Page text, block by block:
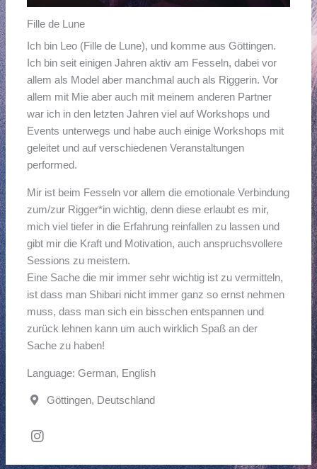
Fille de Lune
Ich bin Leo (Fille de Lune), und komme aus Göttingen.
Ich bin seit einigen Jahren aktiv am Fesseln, dabei vor
allem als Model aber manchmal auch als Riggerin. Vor
allem mit Mie aber auch mit meinem anderen Partner
war ich in den letzten Jahren viel auf Workshops und
Events unterwegs und habe auch einige Workshops mit
geleitet und auf verschiedenen Veranstaltungen
performed.
Mir ist beim Fesseln vor allem die emotionale Verbindung
zum/zur Rigger*in wichtig, denn diese erlaubt es mir,
mich viel tiefer in die Erfahrung reinfallen zu lassen und
gibt mir die Kraft und Motivation, auch anspruchsvollere
Sessions zu meistern.
Eine Sache die mir immer sehr wichtig ist zu vermitteln,
ist dass man Shibari nicht immer ganz so ernst nehmen
muss, dass man sich ein bisschen entspannen und
zurück lehnen kann um auch wirklich Spaß an der
Sache zu haben!
Language: German, English
Göttingen, Deutschland